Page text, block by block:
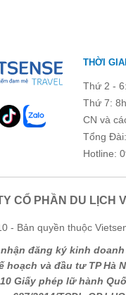
mang dấu (* ) là bắt buộc.
trống !
THỜI
Thứ 2 -
Thứ 7:
CN và
Tổng
Hotline:
CỔ PHẦN DU LỊCH
- Bản quyền thuộc
đăng ký kinh doanh
hoạch và đầu tư TP Hà
Giấy phép lữ hành